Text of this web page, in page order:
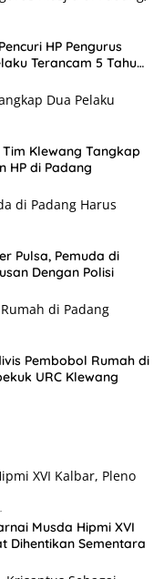
HP Pengurus
Terancam 5 Tahun
Klewang Tangkap
HP di Padang
Pulsa, Pemuda di
Dengan Polisi
Pembobol Rumah di
URC Klewang
Musda Hipmi XVI
Dihentikan Sementara